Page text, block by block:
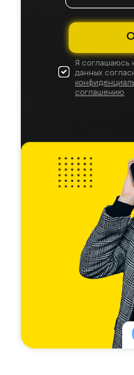
Я соглашаюсь
данных
соглашению